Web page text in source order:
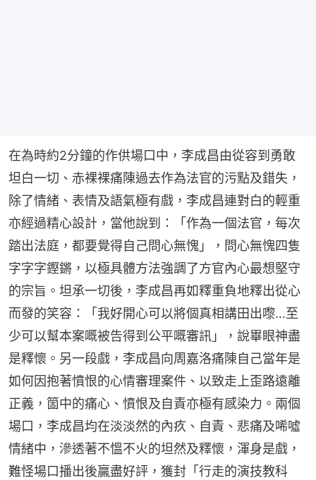
在為時約2分鐘的作供場口中，李成昌由從容到勇敢
坦白一切、赤裸裸痛陳過去作為法官的污點及錯失，
除了情緒、表情及語氣極有戲，李成昌連對白的輕重
亦經過精心設計，當他說到：「作為一個法官，每次
踏出法庭，都要覺得自己問心無愧」，問心無愧四隻
字字字鏗鏘，以極具體方法強調了方官內心最想堅守
的宗旨。坦承一切後，李成昌再如釋重負地釋出從心
而發的笑容：「我好開心可以將個真相講田出嚟…至
少可以幫本案嘅被告得到公平嘅審訊」，說畢眼神盡
是釋懷。另一段戲，李成昌向周嘉洛痛陳自己當年是
如何因抱著憤恨的心情審理案件、以致走上歪路遠離
正義，箇中的痛心、憤恨及自責亦極有感染力。兩個
場口，李成昌均在淡淡然的內疚、自責、悲痛及唏噓
情緒中，滲透著不慍不火的坦然及釋懷，渾身是戲，
難怪場口播出後贏盡好評，獲封「行走的演技教科